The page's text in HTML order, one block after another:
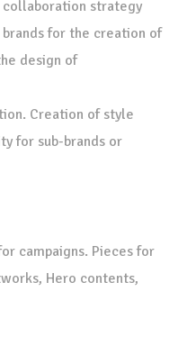
collaboration strategy
for the creation of
design of
Creation of style
for sub-brands or
campaigns. Pieces for
Hero contents,